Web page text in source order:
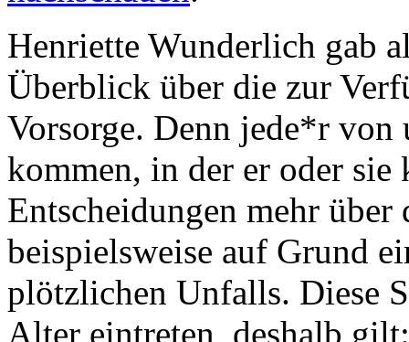
Henriette Wunderlich gab
Überblick über die zur
Vorsorge. Denn jede*r
kommen, in der er oder sie
Entscheidungen mehr über
beispielsweise auf Grund
plötzlichen Unfalls. Diese
Alter eintreten, deshalb